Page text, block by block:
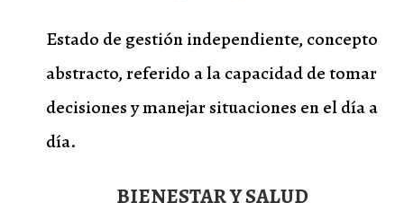
Estado de gestión independiente, concepto
abstracto, referido a la capacidad de tomar
decisiones y manejar situaciones en el día a
día.
BIENESTAR Y SALUD